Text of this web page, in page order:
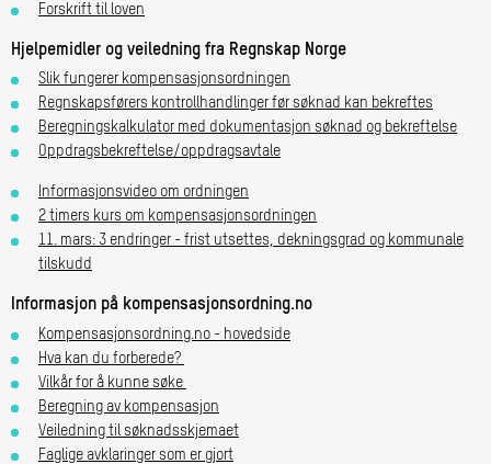
Forskrift til loven
Hjelpemidler og veiledning fra Regnskap Norge
Slik fungerer kompensasjonsordningen
Regnskapsførers kontrollhandlinger før søknad kan bekreftes
Beregningskalkulator med dokumentasjon søknad og bekreftelse
Oppdragsbekreftelse/oppdragsavtale
Informasjonsvideo om ordningen
2 timers kurs om kompensasjonsordningen
11. mars: 3 endringer - frist utsettes, dekningsgrad og kommunale
tilskudd
Informasjon på kompensasjonsordning.no
Kompensasjonsordning.no - hovedside
Hva kan du forberede?
Vilkår for å kunne søke
Beregning av kompensasjon
Veiledning til søknadsskjemaet
Faglige avklaringer som er gjort